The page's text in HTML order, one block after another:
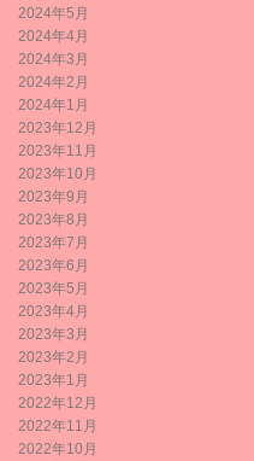
2024年5月
2024年4月
2024年3月
2024年2月
2024年1月
2023年12月
2023年11月
2023年10月
2023年9月
2023年8月
2023年7月
2023年6月
2023年5月
2023年4月
2023年3月
2023年2月
2023年1月
2022年12月
2022年11月
2022年10月